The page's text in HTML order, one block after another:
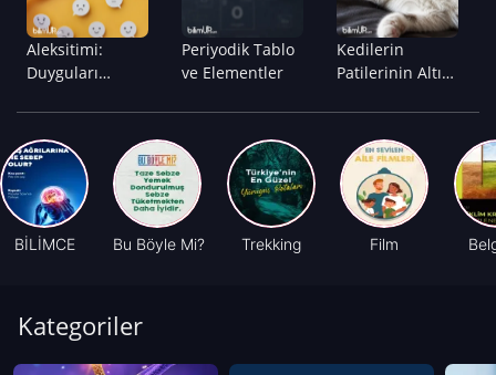
Aleksitimi:
Duyguları
Verememek
Mümkün...
Periyodik Tablo
ve Elementler
Kedilerin
Patilerinin Altı
Yumuşaktır?
BİLİMCE Bu Böyle Mi? Trekking Film
Kategoriler